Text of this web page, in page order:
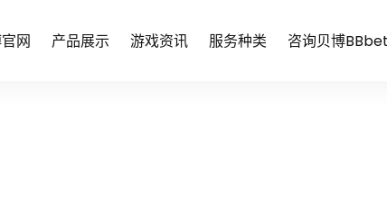
网 产品展示 游戏资讯 服务种类 咨询贝博